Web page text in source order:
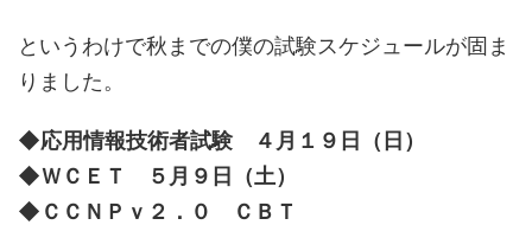
というわけで秋までの僕の試験スケジュールが固ま
りました。
◆応用情報技術者試験 ４月１９日（日）
◆ＷＣＥＴ ５月９日（土）
◆ＣＣＮＰｖ２．０ ＣＢＴ